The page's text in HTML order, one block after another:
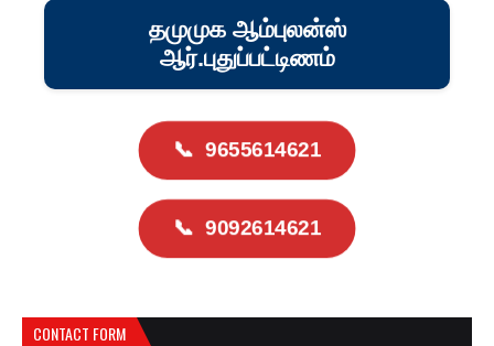
தமுமுக ஆம்புலன்ஸ்
ஆர்.புதுப்பட்டிணம்
📞 9655614621
📞 9092614621
CONTACT FORM